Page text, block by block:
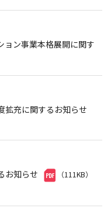
ョン事業本格展開に関す
拡充に関するお知らせ
お知らせ （111KB）